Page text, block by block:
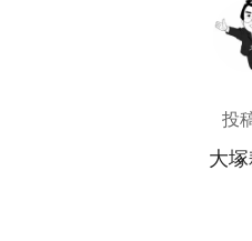
投
投
大